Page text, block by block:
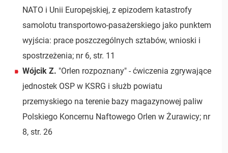
NATO i Unii Europejskiej, z epizodem katastrofy
samolotu transportowo-pasażerskiego jako punktem
wyjścia: prace poszczególnych sztabów, wnioski i
spostrzeżenia; nr 6, str. 11
Wójcik Z. "Orlen rozpoznany" - ćwiczenia zgrywające
jednostek OSP w KSRG i służb powiatu
przemyskiego na terenie bazy magazynowej paliw
Polskiego Koncernu Naftowego Orlen w Żurawicy; nr
8, str. 26